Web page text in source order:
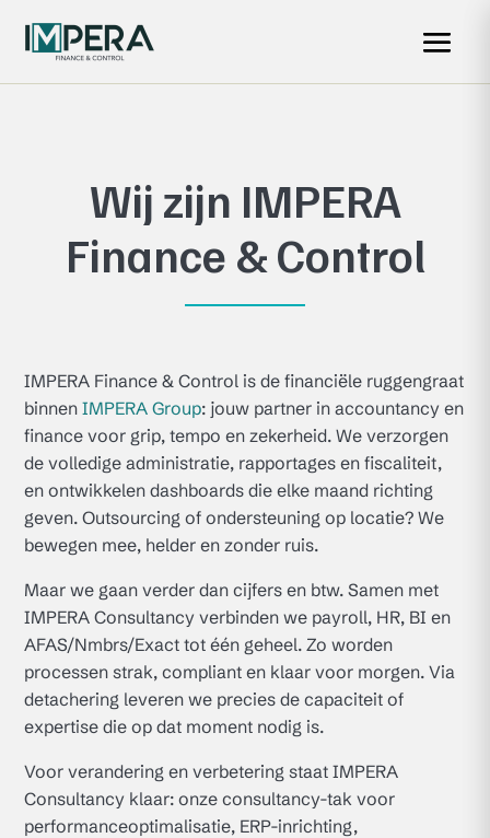
Wij zijn IMPERA
Finance & Control
IMPERA Finance & Control is de financiële ruggengraat
binnenIMPERA Group: jouw partner in accountancy en
finance voor grip, tempo en zekerheid. We verzorgen
de volledige administratie, rapportages en fiscaliteit,
en ontwikkelen dashboards die elke maand richting
geven. Outsourcing of ondersteuning op locatie? We
bewegen mee, helder en zonder ruis.
Maar we gaan verder dan cijfers en btw. Samen met
IMPERA Consultancy verbinden we payroll, HR, BI en
AFAS/Nmbrs/Exact tot één geheel. Zo worden
processen strak, compliant en klaar voor morgen. Via
detachering leveren we precies de capaciteit of
expertise die op dat moment nodig is.
Voor verandering en verbetering staat IMPERA
Consultancy klaar: onze consultancy-tak voor
performance­optimalisatie, ERP-inrichting,